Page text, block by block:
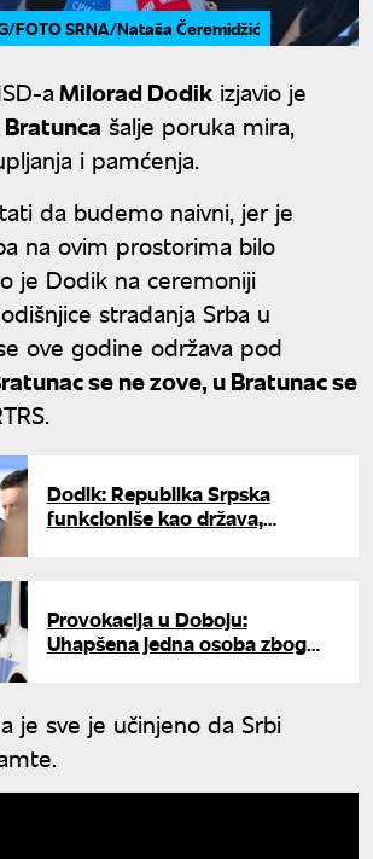
FOTO SRNA/Nataša Čeremidžić
aMilorad Dodik izjavio je
Bratunca šalje poruka mira,
i pamćenja.
da budemo naivni, jer je
na ovim prostorima bilo
je Dodik na ceremoniji
stradanja Srba u
ove godine održava pod
se ne zove, u Bratunac se
Dodik: Republika Srpska
funkcioniše kao država,
Provokacija u Doboju:
Uhapšena jedna osoba zbog
je sve je učinjeno da Srbi